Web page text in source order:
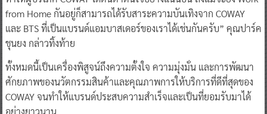
from Home กันอยู่ก็สามารถได้รับสาระความบันเทิงจาก COWAY
และ BTS ที่เป็นแบรนด์แอมบาสเดอร์ของเราได้เช่นกันครับ” คุณปาร์ค
ชุนยง กล่าวทิ้งท้าย
ทั้งหมดนี้เป็นเครื่องพิสูจน์ถึงความตั้งใจ ความมุ่งมั่น และการพัฒนา
ศักยภาพของนวัตกรรมสินค้าและคุณภาพการให้บริการที่ดีที่สุดของ
COWAY จนทำให้แบรนด์ประสบความสำเร็จและเป็นที่ยอมรับมาได้
อย่างยาวนาน